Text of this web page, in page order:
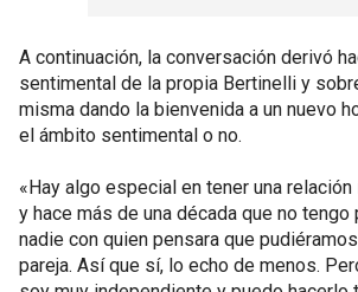
A continuación, la conversación derivó
sentimental de la propia Bertinelli y
misma dando la bienvenida a un nuevo
el ámbito sentimental o no.
«Hay algo especial en tener una
y hace más de una década que no tengo
nadie con quien pensara que
pareja. Así que sí, lo echo de menos.